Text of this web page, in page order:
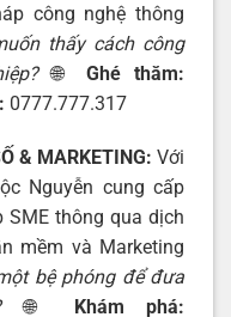
công nghệ thông
thấy cách công
🌐 Ghé thăm:
0777.777.317
& MARKETING: Với
Nguyễn cung cấp
SME thông qua dịch
mềm và Marketing
bệ phóng để đưa
🌐
Khám phá: